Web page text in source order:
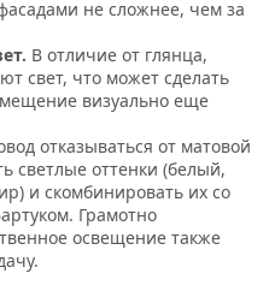
не сложнее, чем за
В отличие от глянца,
свет, что может сделать
визуально еще
отказываться от матовой
светлые оттенки (белый,
и скомбинировать их со
Грамотно
освещение также